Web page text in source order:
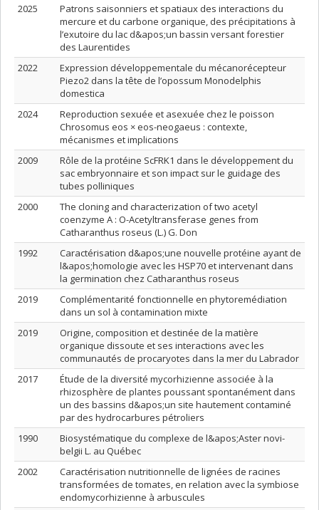
2025
Patrons saisonniers et spatiaux des interactions du
mercure et du carbone organique, des précipitations à
l’exutoire du lac d&apos;un bassin versant forestier
des Laurentides
2022
Expression développementale du mécanorécepteur
Piezo2 dans la tête de l’opossum Monodelphis
domestica
2024
Reproduction sexuée et asexuée chez le poisson
Chrosomus eos × eos-neogaeus : contexte,
mécanismes et implications
2009
Rôle de la protéine ScFRK1 dans le développement du
sac embryonnaire et son impact sur le guidage des
tubes polliniques
2000
The cloning and characterization of two acetyl
coenzyme A : O-Acetyltransferase genes from
Catharanthus roseus (L.) G. Don
1992
Caractérisation d&apos;une nouvelle protéine ayant de
l&apos;homologie avec les HSP70 et intervenant dans
la germination chez Catharanthus roseus
2019
Complémentarité fonctionnelle en phytoremédiation
dans un sol à contamination mixte
2019
Origine, composition et destinée de la matière
organique dissoute et ses interactions avec les
communautés de procaryotes dans la mer du Labrador
2017
Étude de la diversité mycorhizienne associée à la
rhizosphère de plantes poussant spontanément dans
un des bassins d&apos;un site hautement contaminé
par des hydrocarbures pétroliers
1990
Biosystématique du complexe de l&apos;Aster novi-
belgii L. au Québec
2002
Caractérisation nutritionnelle de lignées de racines
transformées de tomates, en relation avec la symbiose
endomycorhizienne à arbuscules